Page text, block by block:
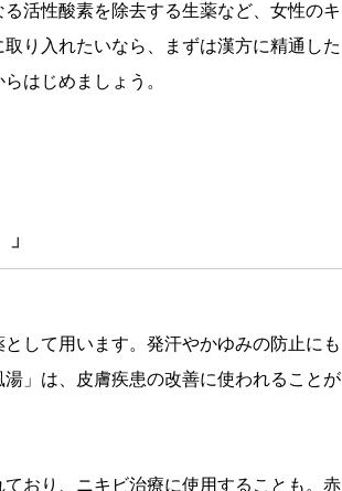
活性酸素を除去する生薬など、女性のキ
り入れたいなら、まずは漢方に精通した
はじめましょう。
して用います。発汗やかゆみの防止にも
」は、皮膚疾患の改善に使われることが
おり、ニキビ治療に使用することも。赤